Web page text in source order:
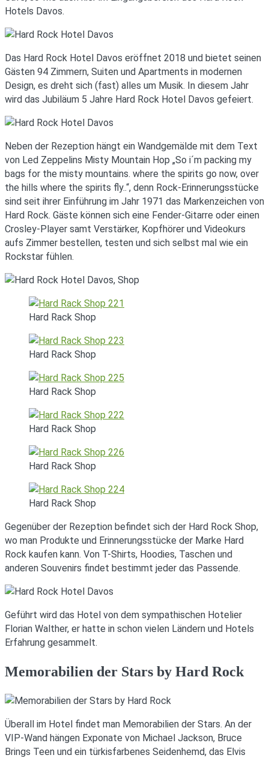
Hotels Davos.
Das Hard Rock Hotel Davos eröffnet 2018 und bietet seinen
Gästen 94 Zimmern, Suiten und Apartments in modernen
Design, es dreht sich (fast) alles um Musik. In diesem Jahr
wird das Jubiläum 5 Jahre Hard Rock Hotel Davos gefeiert.
Neben der Rezeption hängt ein Wandgemälde mit dem Text
von Led Zeppelins Misty Mountain Hop „So i´m packing my
bags for the misty mountains. where the spirits go now, over
the hills where the spirits fly..“, denn Rock-Erinnerungsstücke
sind seit ihrer Einführung im Jahr 1971 das Markenzeichen von
Hard Rock. Gäste können sich eine Fender-Gitarre oder einen
Crosley-Player samt Verstärker, Kopfhörer und Videokurs
aufs Zimmer bestellen, testen und sich selbst mal wie ein
Rockstar fühlen.
Hard Rack Shop
Hard Rack Shop
Hard Rack Shop
Hard Rack Shop
Hard Rack Shop
Hard Rack Shop
Gegenüber der Rezeption befindet sich der Hard Rock Shop,
wo man Produkte und Erinnerungsstücke der Marke Hard
Rock kaufen kann. Von T-Shirts, Hoodies, Taschen und
anderen Souvenirs findet bestimmt jeder das Passende.
Geführt wird das Hotel von dem sympathischen Hotelier
Florian Walther, er hatte in schon vielen Ländern und Hotels
Erfahrung gesammelt.
Memorabilien der Stars by Hard Rock
Überall im Hotel findet man Memorabilien der Stars. An der
VIP-Wand hängen Exponate von Michael Jackson, Bruce
Brings Teen und ein türkisfarbenes Seidenhemd, das Elvis